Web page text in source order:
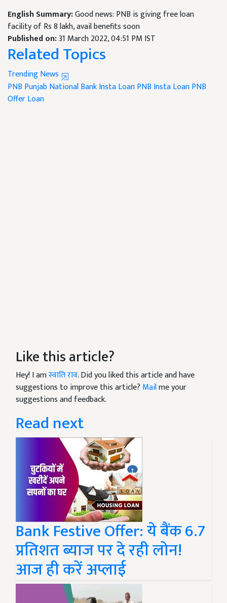
English Summary:Good news: PNB is giving free loan
facility of Rs 8 lakh, avail benefits soon
Published on:31 March 2022, 04:51 PM IST
Related Topics
Trending News
PNB Punjab National BankInsta LoanPNB Insta LoanPNB
Offer Loan
Like this article?
Hey! I amस्वाति राव. Did you liked this article and have
suggestions to improve this article? Mailme your
suggestions and feedback.
Read next
Bank Festive Offer: ये बैंक 6.7
प्रतिशत ब्याज पर दे रही लोन!
आज ही करें अप्लाई